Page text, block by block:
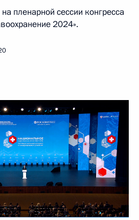
пленарной сессии конгресса
2024».